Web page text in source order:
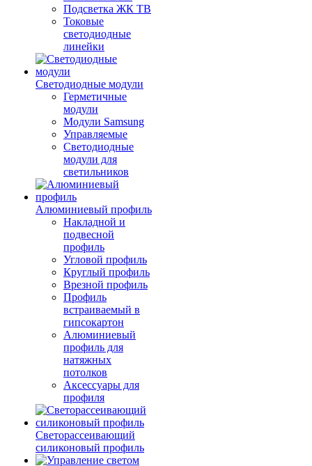
Подсветка ЖК ТВ
Токовые
светодиодные
линейки
Светодиодные модули
Герметичные
модули
Модули Samsung
Управляемые
Светодиодные
модули для
светильников
Алюминиевый профиль
Накладной и
подвесной
профиль
Угловой профиль
Круглый профиль
Врезной профиль
Профиль
встраиваемый в
гипсокартон
Алюминиевый
профиль для
натяжных
потолков
Аксессуары для
профиля
Светорассеивающий
силиконовый профиль